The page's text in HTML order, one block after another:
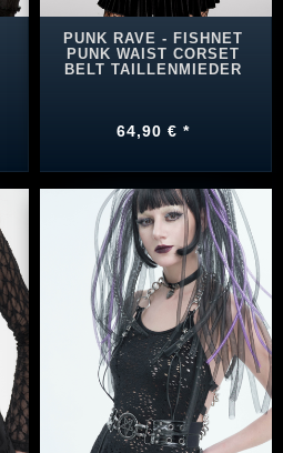
PUNK RAVE - FISHNET
PUNK WAIST CORSET
BELT TAILLENMIEDER
64,90 € *